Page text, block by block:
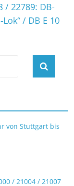
/ 22789: DB-
/ DB E 10
von Stuttgart bis
/ 21004 / 21007